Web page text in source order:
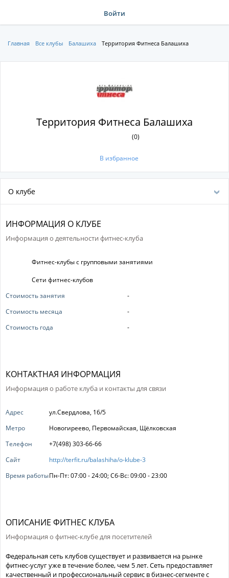
Войти
Главная Все клубы Балашиха Территория Фитнеса Балашиха
Территория Фитнеса Балашиха
(0)
В избранное
О клубе
ИНФОРМАЦИЯ О КЛУБЕ
Информация о деятельности фитнес-клуба
Фитнес-клубы с групповыми занятиями
Сети фитнес-клубов
Стоимость занятия
-
Стоимость месяца
-
Стоимость года
-
КОНТАКТНАЯ ИНФОРМАЦИЯ
Информация о работе клуба и контакты для связи
Адрес
ул.Свердлова, 16/5
Метро
Новогиреево, Первомайская, Щёлковская
Телефон
+7(498) 303-66-66
Сайт
http://terfit.ru/balashiha/o-klube-3
Время работыПн-Пт: 07:00 - 24:00; Сб-Вс: 09:00 - 23:00
ОПИСАНИЕ ФИТНЕС КЛУБА
Информация о фитнес-клубе для посетителей
Федеральная сеть клубов существует и развивается на рынке
фитнес-услуг уже в течение более, чем 5 лет. Сеть предоставляет
качественный и профессиональный сервис в бизнес-сегменте с